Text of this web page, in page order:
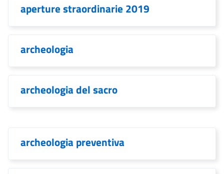
aperture straordinarie 2019
archeologia
archeologia del sacro
archeologia preventiva